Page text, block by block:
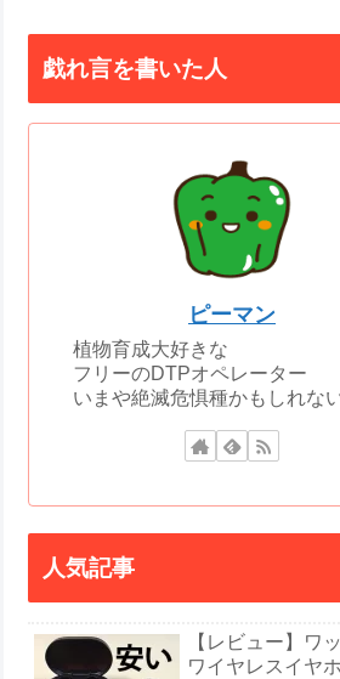
戯れ言を書いた人
ピーマン
植物育成大好きな
フリーのDTPオペレーター
いまや絶滅危惧種かもしれな
人気記事
【レビュー】ワ
ワイヤレスイヤ